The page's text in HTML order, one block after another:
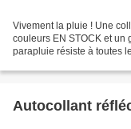
Vivement la pluie ! Une
couleurs EN STOCK et un
parapluie résiste à toutes
Autocollant